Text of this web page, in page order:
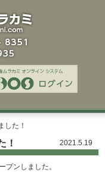
した！
！ 2021.5.19
プンしました。